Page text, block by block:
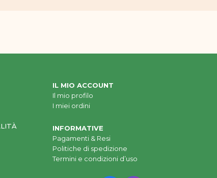
IL MIO ACCOUNT
Il mio profilo
I miei ordini
INFORMATIVE
Pagamenti & Resi
Politiche di spedizione
Termini e condizioni d’uso